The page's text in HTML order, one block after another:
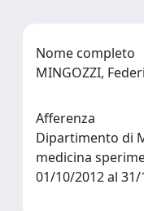
Nome completo
MINGOZZI,
Afferenza
Dipartimento di
medicina
01/10/2012 al